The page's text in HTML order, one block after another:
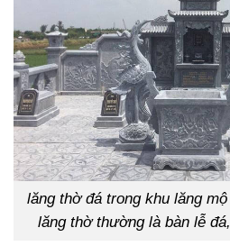
lăng thờ đá trong khu lăng
lăng thờ thường là bàn lễ